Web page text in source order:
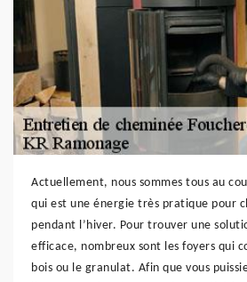
Actuellement, nous sommes tous au
qui est une énergie très pratique pour
pendant l’hiver. Pour trouver une
efficace, nombreux sont les foyers qui
bois ou le granulat. Afin que vous